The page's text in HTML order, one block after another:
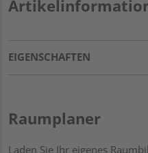
EIGENSCHAFTEN
Raumplaner
Laden Sie Ihr eigenes